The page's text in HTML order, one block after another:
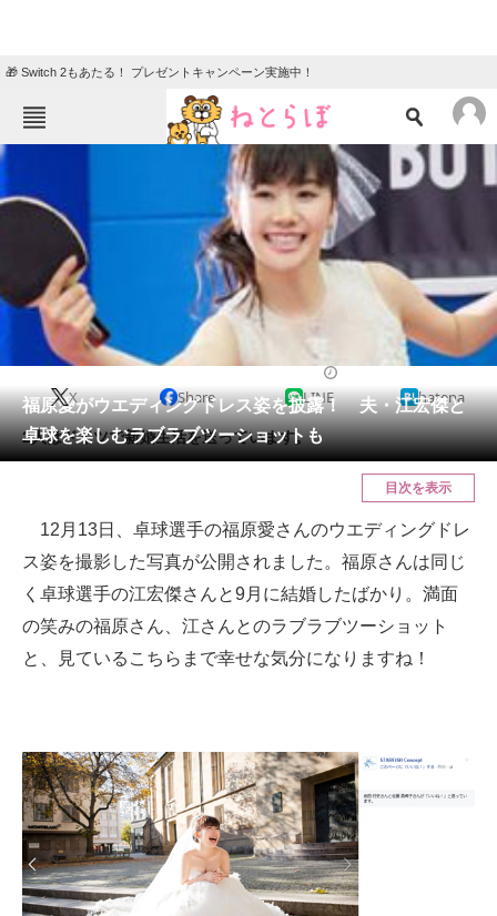
🎁 Switch 2もあたる！ プレゼントキャンペーン実施中！
ニュース
エンタメ クイズ
地域
住まい 教育・育児
会員記事
メディア
スマホと通信の最新トレンド
進化するPCとデバイスの未来
AI活用のいまが分かる
企業ITのトレンドを詳説
経営リーダーのコミュニティ
福原愛がウエディングドレス姿を披露！ 夫・江宏傑と
卓球を楽しむラブラブツーショットも
X Share LINE hatena
2人はドイツで新婚生活を送っています。
目次を表示
12月13日、卓球選手の福原愛さんのウエディングドレ
ス姿を撮影した写真が公開されました。福原さんは同じ
く卓球選手の江宏傑さんと9月に結婚したばかり。満面
の笑みの福原さん、江さんとのラブラブツーショット
と、見ているこちらまで幸せな気分になりますね！